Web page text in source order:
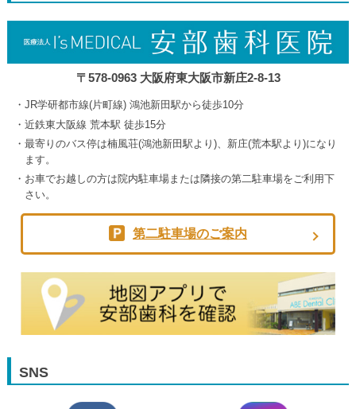
〒578-0963 大阪府東大阪市新庄2-8-13
JR学研都市線(片町線) 鴻池新田駅から徒歩10分
近鉄東大阪線 荒本駅 徒歩15分
最寄りのバス停は楠風荘(鴻池新田駅より)、新庄(荒本駅より)になり
ます。
お車でお越しの方は院内駐車場または隣接の第二駐車場をご利用下
さい。
第二駐車場のご案内
SNS